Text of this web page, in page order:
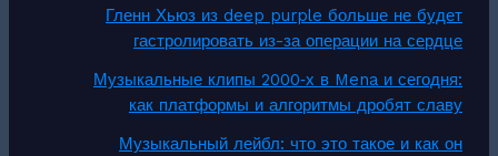
Гленн Хьюз из deep purple больше не будет
гастролировать из-за операции на сердце
Музыкальные клипы 2000‑х в Mena и сегодня:
как платформы и алгоритмы дробят славу
Музыкальный лейбл: что это такое и как он